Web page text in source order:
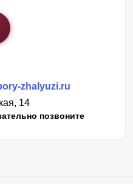
zhalyuzi.ru
14
позвоните